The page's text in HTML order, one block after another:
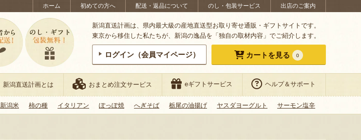
ホーム 初めての方へ 配送・返品について のし・包装サービス 出店のご案内
新潟直送計画は、県内最大級の産地直送型お取り寄せ通販・ギフトサイトです。
東京から移住した私たちが、新潟の逸品を「独自の取材内容」でご紹介します。
ログイン（会員マイページ） カートを見る 0
新潟直送計画とは おまとめ注文サービス eギフトサービス ヘルプ＆サポート
新潟米 柿の種 イタリアン ぽっぽ焼 へぎそば 栃尾の油揚げ ヤスダヨーグルト サーモン塩辛